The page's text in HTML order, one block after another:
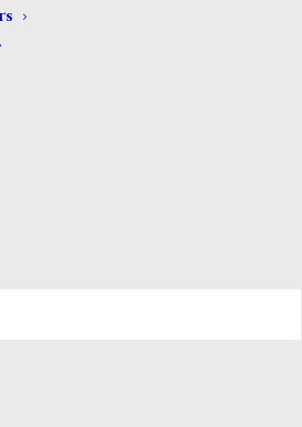
*
1862 – dopo il 1927
probabilmente da